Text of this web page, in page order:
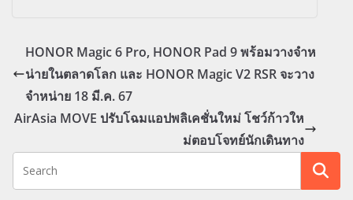
HONOR Magic 6 Pro, HONOR Pad 9 พร้อมวางจำห
น่ายในตลาดโลก และ HONOR Magic V2 RSR จะวาง
จำหน่าย 18 มี.ค. 67
AirAsia MOVE ปรับโฉมแอปพลิเคชั่นใหม่ โชว์ก้าวให
ม่ตอบโจทย์นักเดินทาง